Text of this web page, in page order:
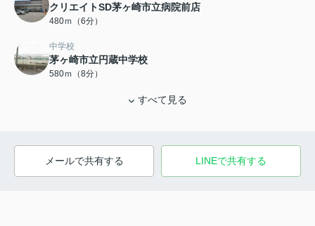
クリエイトSD茅ヶ崎市立病院前店
480ｍ（6分）
中学校
茅ヶ崎市立円蔵中学校
580ｍ（8分）
すべて見る
メールで共有する LINEで共有する